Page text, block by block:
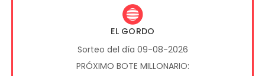
EL GORDO
Sorteo del día 09-08-2026
PRÓXIMO BOTE MILLONARIO: